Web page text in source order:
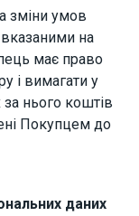
зміни умов
вказаними на
має право
і вимагати у
нього коштів
Покупцем до
даних